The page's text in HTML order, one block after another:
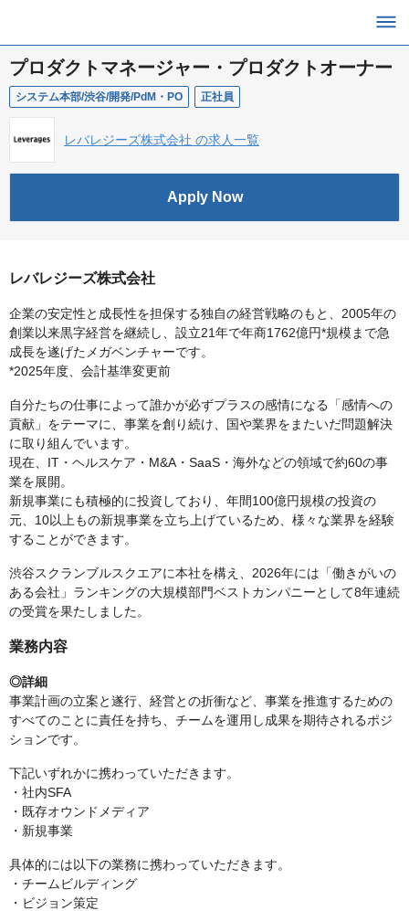
プロダクトマネージャー・プロダクトオーナー
システム本部/渋谷/開発/PdM・PO 正社員
レバレジーズ株式会社 の求人一覧
Apply Now
レバレジーズ株式会社
企業の安定性と成長性を担保する独自の経営戦略のもと、2005年の
創業以来黒字経営を継続し、設立21年で年商1762億円*規模まで急
成長を遂げたメガベンチャーです。
*2025年度、会計基準変更前
自分たちの仕事によって誰かが必ずプラスの感情になる「感情への
貢献」をテーマに、事業を創り続け、国や業界をまたいだ問題解決
に取り組んでいます。
現在、IT・ヘルスケア・M&A・SaaS・海外などの領域で約60の事
業を展開。
新規事業にも積極的に投資しており、年間100億円規模の投資の
元、10以上もの新規事業を立ち上げているため、様々な業界を経験
することができます。
渋谷スクランブルスクエアに本社を構え、2026年には「働きがいの
ある会社」ランキングの大規模部門ベストカンパニーとして8年連続
の受賞を果たしました。
業務内容
◎詳細
事業計画の立案と遂行、経営との折衝など、事業を推進するための
すべてのことに責任を持ち、チームを運用し成果を期待されるポジ
ションです。
下記いずれかに携わっていただきます。
・社内SFA
・既存オウンドメディア
・新規事業
具体的には以下の業務に携わっていただきます。
・チームビルディング
・ビジョン策定